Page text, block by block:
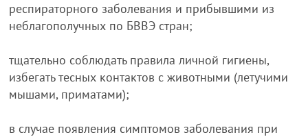
респираторного заболевания и прибывшими из
неблагополучных по БВВЭ стран;
тщательно соблюдать правила личной гигиены,
избегать тесных контактов с животными (летучими
мышами, приматами);
в случае появления симптомов заболевания при